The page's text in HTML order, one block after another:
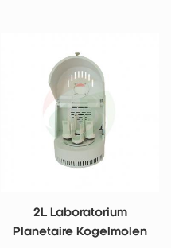
2L Laboratorium
Planetaire Kogelmolen